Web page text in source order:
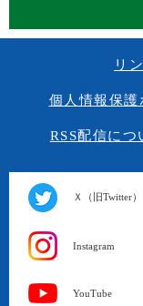
リ
個人情報保護
RSS配信につ
Ｘ（旧Twitter）
Instagram
YouTube